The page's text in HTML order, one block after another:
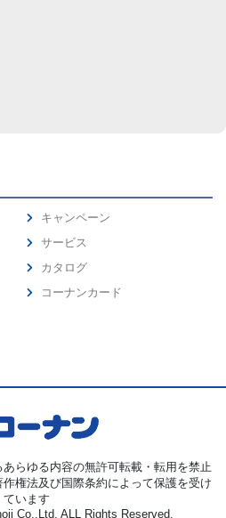
キャンペーン
サービス
カタログ
コーナンカード
らゆる内容の無許可転載・転用を禁止
権法及び国際条約によって保護を受け
ています
Co.,Ltd. ALL Rights Reserved.